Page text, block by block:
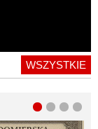
WSZYSTKIE